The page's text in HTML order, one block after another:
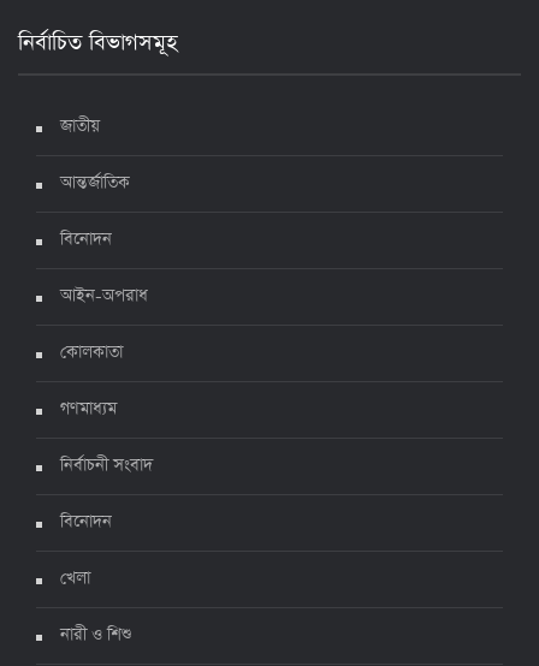
ঊর্ধ্বগতিতে সংক্রমণ, স্বাস্থ্যবিধিতে উদাসীনতা
নির্বাচিত বিভাগসমূহ
জাতীয়
আন্তর্জাতিক
বিনোদন
আইন-অপরাধ
কোলকাতা
গণমাধ্যম
নির্বাচনী সংবাদ
বিনোদন
খেলা
নারী ও শিশু